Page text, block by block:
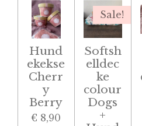
Hund
ekekse
Cherr
y
Berry
€ 8,90
Sale!
Softsh
elldec
ke
colour
Dogs
+